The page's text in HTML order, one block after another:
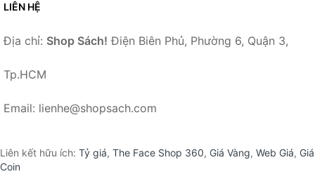
LIÊN HỆ
Địa chỉ: Shop Sách! Điện Biên Phủ, Phường 6, Quận 3,
Tp.HCM
Email: lienhe@shopsach.com
Liên kết hữu ích: Tỷ giá, The Face Shop 360, Giá Vàng, Web Giá, Giá
Coin